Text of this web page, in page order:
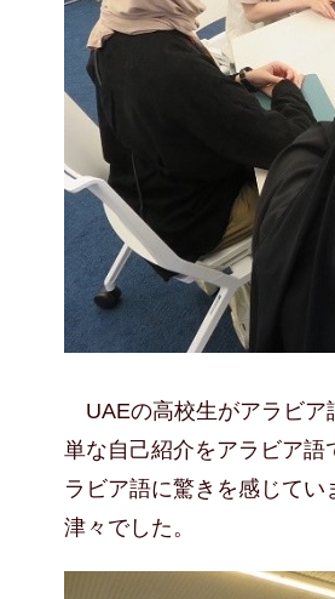
UAEの高校生がアラビア
単な自己紹介をアラビア
ラビア語に驚きを感じて
津々でした。